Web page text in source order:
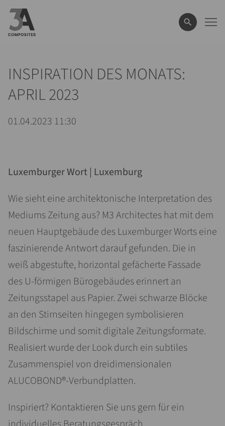
eingeben
INSPIRATION DES MONATS:
APRIL 2023
01.04.2023 11:30
Luxemburger Wort | Luxemburg
Wie sieht eine architektonische Interpretation des
Mediums Zeitung aus? M3 Architectes hat mit dem
neuen Hauptgebäude des Luxemburger Worts eine
faszinierende Antwort darauf gefunden. Die in
weiß abgestufte, horizontal gefächerte Fassade
des U-förmigen Bürogebäudes erinnert an
Zeitungsstapel aus Papier. Zwei schwarze Blöcke
an den Stirnseiten hingegen symbolisieren
Bildschirme und somit digitale Zeitungsformate.
Realisiert wurde der Look durch ein subtiles
Zusammenspiel von dreidimensionalen
ALUCOBOND®-Verbundplatten.
Inspiriert? Kontaktieren Sie uns gern für ein